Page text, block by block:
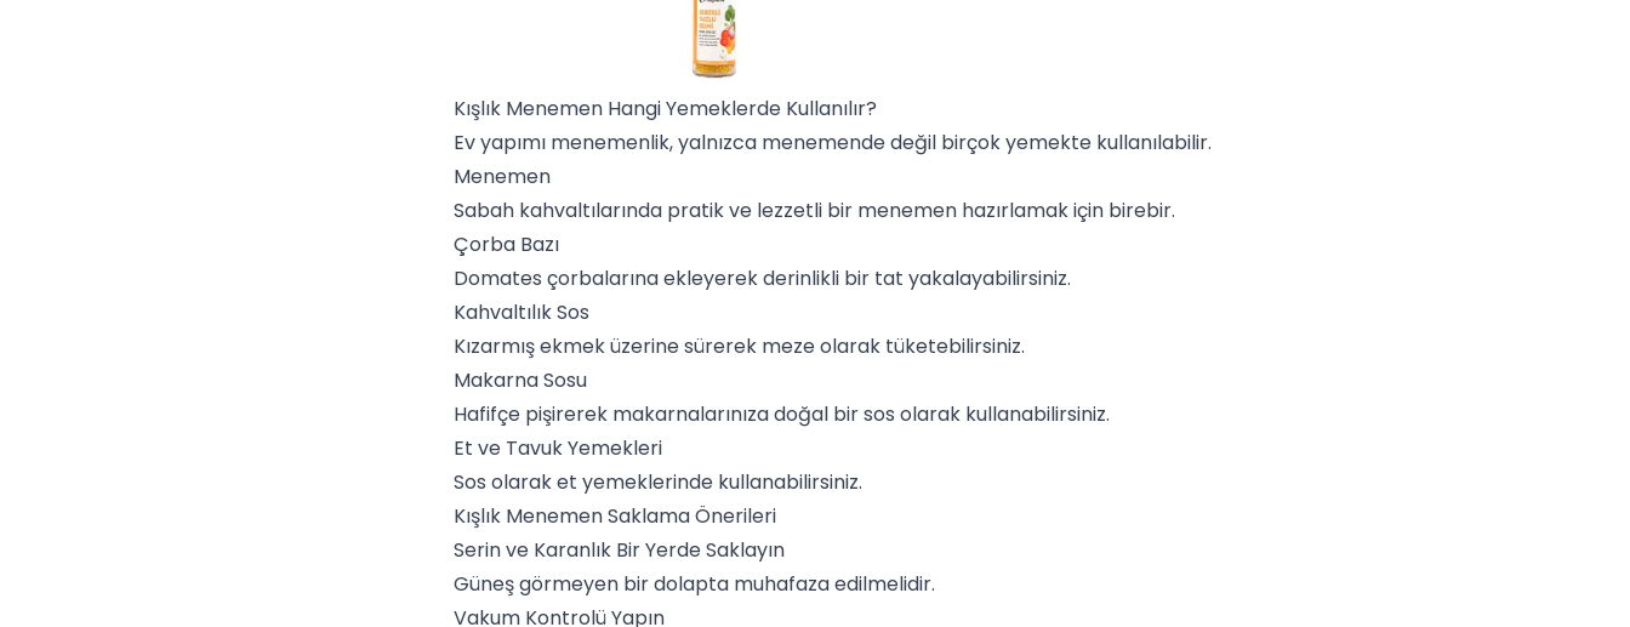
Kışlık Menemen Hangi Yemeklerde Kullanılır?
Ev yapımı menemenlik, yalnızca menemende değil birçok yemekte kullanılabilir.
Menemen
Sabah kahvaltılarında pratik ve lezzetli bir menemen hazırlamak için birebir.
Çorba Bazı
Domates çorbalarına ekleyerek derinlikli bir tat yakalayabilirsiniz.
Kahvaltılık Sos
Kızarmış ekmek üzerine sürerek mezeolarak tüketebilirsiniz.
Makarna Sosu
Hafifçe pişirerek makarnalarınıza doğal birsos olarak kullanabilirsiniz.
Et ve Tavuk Yemekleri
Sos olaraket yemeklerinde kullanabilirsiniz.
Kışlık Menemen Saklama Önerileri
Serin ve Karanlık Bir Yerde Saklayın
Güneş görmeyen bir dolapta muhafaza edilmelidir.
Vakum Kontrolü Yapın